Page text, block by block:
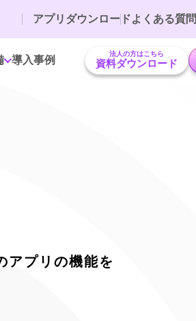
アプリダウンロードよくある質問
導入事例 法人の方はこちら
資料ダウンロード
アプリの機能を